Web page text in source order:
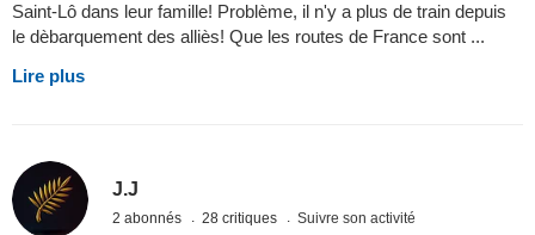
Saint-Lô dans leur famille! Problème, il n'y a plus de train depuis
le dèbarquement des alliès! Que les routes de France sont ...
Lire plus
J.J
2 abonnés 28 critiques Suivre son activité